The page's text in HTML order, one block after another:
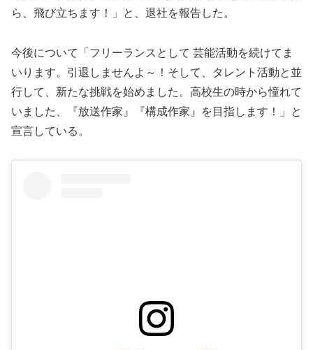
ら、飛び立ちます！」と、退社を報告した。
今後について「フリーランスとして 芸能活動を続けてま
いります。引退しませんよ～！そして、タレント活動と並
行して、新たな挑戦を始めました。高校生の時から憧れて
いました、『放送作家』『構成作家』を目指します！」と
宣言している。